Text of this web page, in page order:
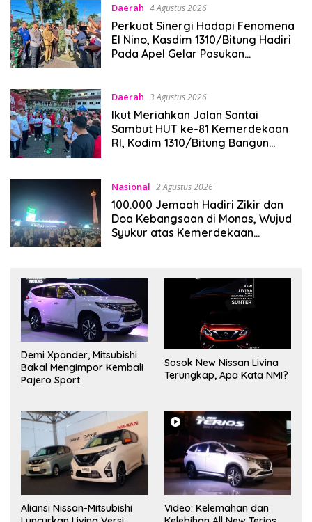
Daerah 4 Agustus 2026
Perkuat Sinergi Hadapi Fenomena
El Nino, Kasdim 1310/Bitung Hadiri
Pada Apel Gelar Pasukan
Daerah 3 Agustus 2026
Ikut Meriahkan Jalan Santai
Sambut HUT ke-81 Kemerdekaan
RI, Kodim 1310/Bitung Bangun
Masyarakat
Nasional 2 Agustus 2026
100.000 Jemaah Hadiri Zikir dan
Doa Kebangsaan di Monas, Wujud
Syukur atas Kemerdekaan
Demi Xpander, Mitsubishi
Bakal Mengimpor Kembali
Pajero Sport
Sosok New Nissan Livina
Terungkap, Apa Kata NMI?
Aliansi Nissan-Mitsubishi
Video: Kelemahan dan